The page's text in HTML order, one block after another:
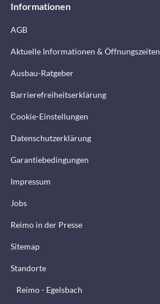
Informationen
AGB
Aktuelle Informationen & Öffnungszeiten
Ausbau-Ratgeber
Barrierefreiheitserklärung
Cookie-Einstellungen
Datenschutzerklärung
Garantiebedingungen
Impressum
Jobs
Reimo in der Presse
Sitemap
Standorte
Reimo - Egelsbach